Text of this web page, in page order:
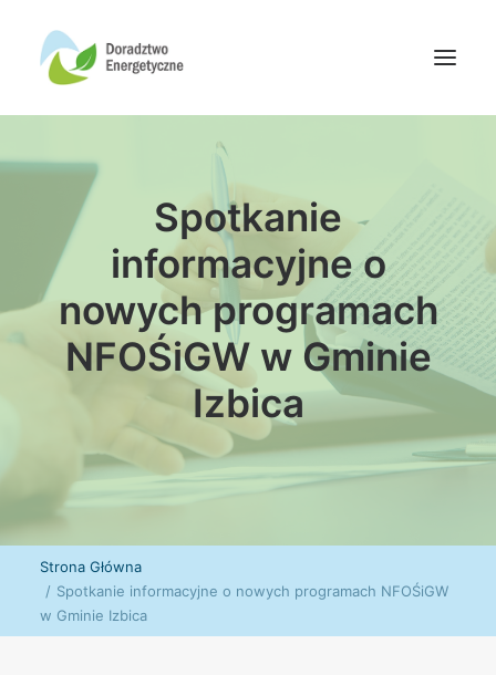
Oferta doradców
Aktualności
Wydarzenia
Oferta finansowania
Wiedza
Media
Wyszukiwanie
Spotkanie
informacyjne o
nowych programach
NFOŚiGW w Gminie
Izbica
Strona Główna
Spotkanie informacyjne o nowych programach NFOŚiGW
w Gminie Izbica